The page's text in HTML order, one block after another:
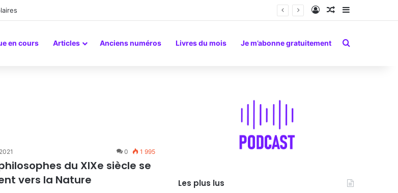
art du lien Connexion
Article Aléatoire
Sidebar
en cours Articles Anciens numéros Livres du mois Je m’abonne gratuitement Rechercher
0 1 995
du XIXe siècle se
vers la Nature
Les plus lus